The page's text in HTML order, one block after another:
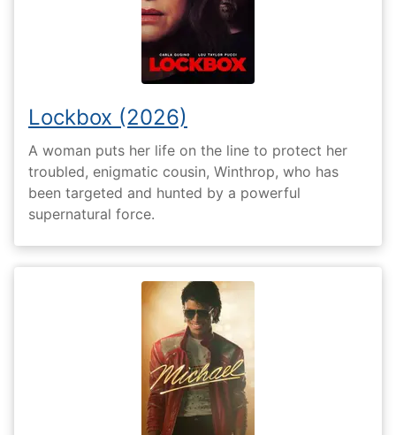
Lockbox (2026)
A woman puts her life on the line to protect her
troubled, enigmatic cousin, Winthrop, who has
been targeted and hunted by a powerful
supernatural force.